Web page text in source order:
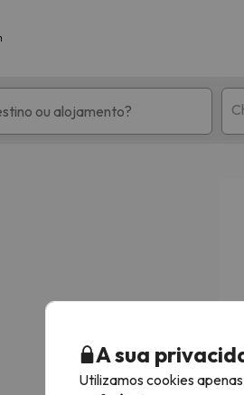
nenhum resultado que
A sua
Utilizamos cookies